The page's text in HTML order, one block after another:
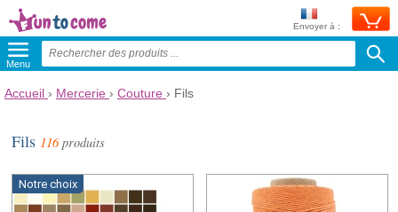
Envoyer à :
Menu
Accueil › Mercerie › Couture › Fils
Fils 116produits
Notre choix